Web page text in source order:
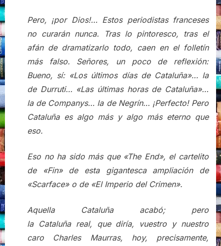
Pero, ¡por Dios!… Estos periodistas franceses
no curarán nunca. Tras lo pintoresco, tras el
afán de dramatizarlo todo, caen en el folletín
más falso. Señores, un poco de reflexión:
Bueno, sí: «Los últimos días de Cataluña»… la
de Durruti… «Las últimas horas de Cataluña»…
la de Companys… la de Negrín… ¡Perfecto! Pero
Cataluña es algo más y algo más eterno que
eso.
Eso no ha sido más que «The End», el cartelito
de «Fin» de esta gigantesca ampliación de
«Scarface» o de «El Imperio del Crimen».
Aquella Cataluña acabó; pero
la Cataluña real, que diría, vuestro y nuestro
caro Charles Maurras, hoy, precisamente,